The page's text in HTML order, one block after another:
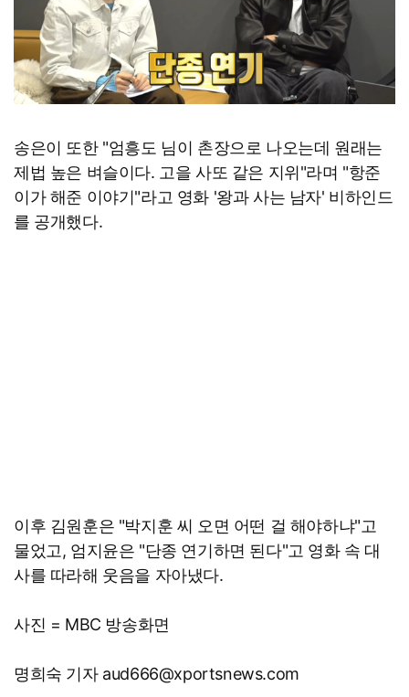
송은이 또한 "엄흥도 님이 촌장으로 나오는데 원래는
제법 높은 벼슬이다. 고을 사또 같은 지위"라며 "항준
이가 해준 이야기"라고 영화 '왕과 사는 남자' 비하인드
를 공개했다.
이후 김원훈은 "박지훈 씨 오면 어떤 걸 해야하냐"고
물었고, 엄지윤은 "단종 연기하면 된다"고 영화 속 대
사를 따라해 웃음을 자아냈다.
사진 = MBC 방송화면
명희숙 기자 aud666@xportsnews.com